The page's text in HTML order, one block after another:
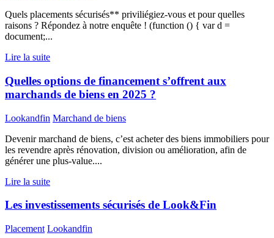
Quels placements sécurisés** priviliégiez-vous et pour quelles
raisons ? Répondez à notre enquête ! (function () { var d =
document;...
Lire la suite
Quelles options de financement s’offrent aux
marchands de biens en 2025 ?
Lookandfin Marchand de biens
Devenir marchand de biens, c’est acheter des biens immobiliers pour
les revendre après rénovation, division ou amélioration, afin de
générer une plus-value....
Lire la suite
Les investissements sécurisés de Look&Fin
Placement Lookandfin